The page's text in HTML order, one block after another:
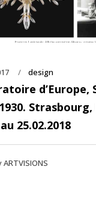
design
d’Europe,
Strasbourg,
25.02.2018
ARTVISIONS